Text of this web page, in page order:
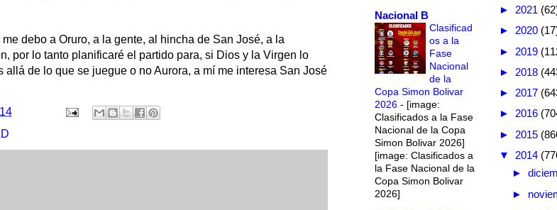
debo a Oruro, a la gente, al hincha de San José, a la
por lo tanto planificaré el partido para, si Dios y la Virgen lo
allá de lo que se juegue o no Aurora, a mí me interesa San José
Nacional B
Clasificad
os a la
Fase
Nacional
de la
Copa Simon Bolivar
2026 - [image:
Clasificados a la Fase
Nacional de la Copa
Simon Bolivar 2026]
[image: Clasificados a
la Fase Nacional de la
Copa Simon Bolivar
2026]
► 2021
► 2020
► 2019
► 2018
► 2017
► 2016
► 2015
▼ 2014
►
►